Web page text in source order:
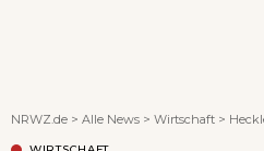
NRWZ.de > Alle News > Wirtschaft >